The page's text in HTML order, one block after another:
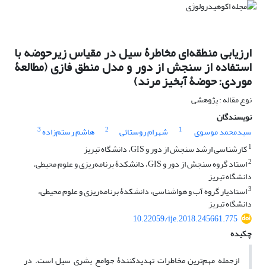
ارزیابی منطقه‌ای مخاطرۀ سیل در مقیاس زیرحوضه با
استفاده از سنجش از دور و مدل منطق فازی (مطالعۀ
موردی: حوضۀ آبخیز مرند)
نوع مقاله : پژوهشی
نویسندگان
سیدمحمد موسوی
1 شهرام روستائی 2 هاشم رستم‌زاده3
1کارشناسی ارشد سنجش از دور و GIS، دانشگاه تبریز
2 استاد گروه سنجش از دور و GIS، دانشکدۀ برنامه‌ریزی و علوم محیطی،
دانشگاه تبریز
3استادیار گروه آب و هواشناسی، دانشکدۀ برنامه‌ریزی و علوم محیطی،
دانشگاه تبریز
10.22059/ije.2018.245661.775
چکیده
ازجمله مهم‌ترین مخاطرات تهدیدکنندۀ جوامع بشری سیل است. در